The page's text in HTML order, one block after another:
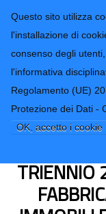
Questo sito utilizza
l'installazione di
consenso degli
l'informativa
Regolamento (UE)
Protezione dei Dati -
OK, accetto i cookie
Form di